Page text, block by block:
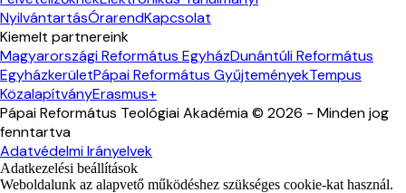
NyilvántartásÓrarendKapcsolat
Kiemelt partnereink
Magyarországi Református EgyházDunántúli Református
EgyházkerületPápai Református GyűjteményekTempus
KözalapítványErasmus+
Pápai Református Teológiai Akadémia © 2026 - Minden jog
fenntartva
Adatvédelmi Irányelvek
Adatkezelési beállítások
Weboldalunk az alapvető működéshez szükséges cookie-kat használ.